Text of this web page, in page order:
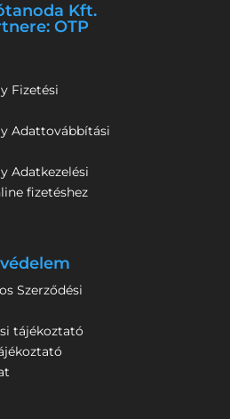
Kft.
OTP
Fizetési
Adattovábbítási
Adatkezelési
fizetéshez
Szerződési
tájékoztató